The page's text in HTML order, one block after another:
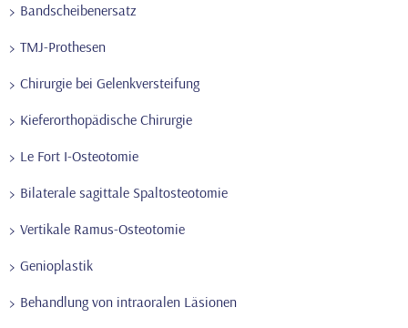
Bandscheibenersatz
TMJ-Prothesen
Chirurgie bei Gelenkversteifung
Kieferorthopädische Chirurgie
Le Fort I-Osteotomie
Bilaterale sagittale Spaltosteotomie
Vertikale Ramus-Osteotomie
Genioplastik
Behandlung von intraoralen Läsionen